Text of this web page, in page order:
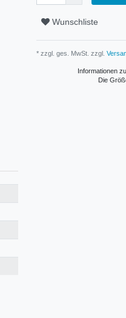
Wunschliste
* zzgl. ges. MwSt. zzgl.
Informationen
Die